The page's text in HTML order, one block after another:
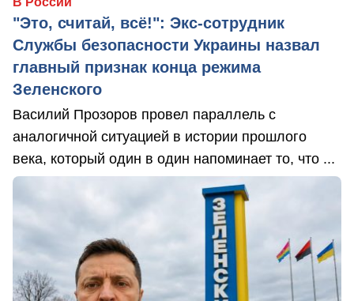
"Это, считай, всё!": Экс-сотрудник
Службы безопасности Украины назвал
главный признак конца режима
Зеленского
Василий Прозоров провел параллель с
аналогичной ситуацией в истории прошлого
века, который один в один напоминает то, что ...